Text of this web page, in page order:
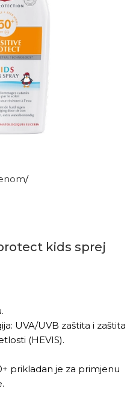
kids sprej
UVA/UVB zaštita i zaštita
(HEVIS).
prikladan je za primjenu